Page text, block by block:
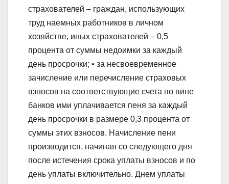
страхователей – граждан, использующих
труд наемных работников в личном
хозяйстве, иных страхователей – 0,5
процента от суммы недоимки за каждый
день просрочки; • за несвоевременное
зачисление или перечисление страховых
взносов на соответствующие счета по вине
банков ими уплачивается пеня за каждый
день просрочки в размере 0,3 процента от
суммы этих взносов. Начисление пени
производится, начиная со следующего дня
после истечения срока уплаты взносов и по
день уплаты включительно. Днем уплаты